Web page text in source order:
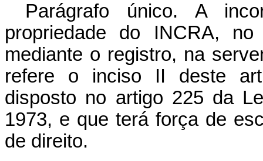
Parágrafo único. A
propriedade do INCRA,
mediante o registro, na
refere o inciso II deste
disposto no artigo 225 da
1973, e que terá força de
de direito.